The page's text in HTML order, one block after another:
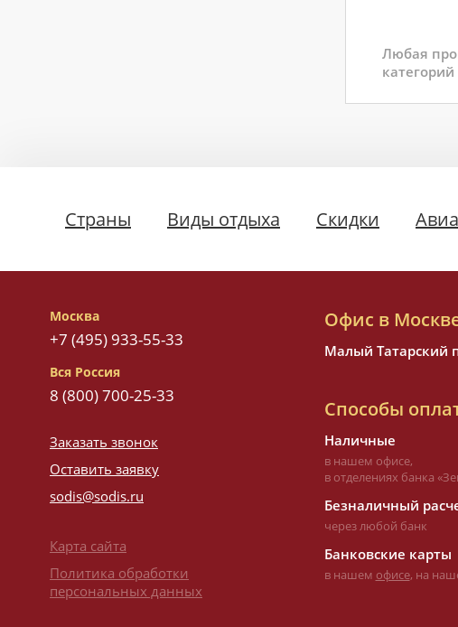
Любая
Страны Виды отдыха Скидки
Москва
+7 (495) 933-55-33
Вся Россия
8 (800) 700-25-33
Заказать звонок
Оставить заявку
sodis@sodis.ru
Карта сайта
Политика обработки
персональных данных
Офис в
Малый Татарский
Способы
Наличные
в нашем офисе,
в отделениях банка
Безналичный
через любой банк
Банковские карты
в нашем офисе, на